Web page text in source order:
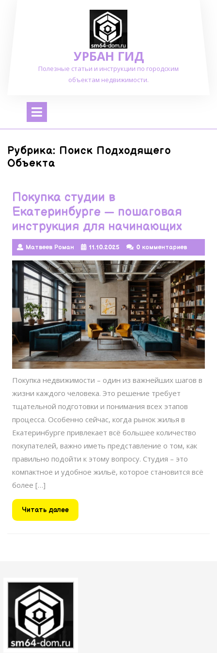
УРБАН ГИД
Полезные статьи и инструкции по городским
объектам недвижимости.
Открыть
Рубрика: Поиск Подходящего
Объекта
Покупка студии в
Екатеринбурге — пошаговая
инструкция для начинающих
Матвеев Роман 11.10.2025 0 комментариев
Покупка недвижимости – один из важнейших шагов в
жизни каждого человека. Это решение требует
тщательной подготовки и понимания всех этапов
процесса. Особенно сейчас, когда рынок жилья в
Екатеринбурге привлекает всё большее количество
покупателей, важно иметь представление о том, как
правильно подойти к этому вопросу. Студия – это
компактное и удобное жильё, которое становится всё
более […]
Читать далееЧитать
далее